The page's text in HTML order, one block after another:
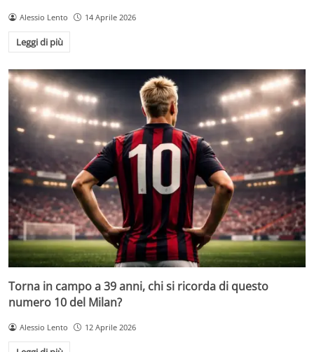
Alessio Lento 14 Aprile 2026
Leggi di più
Torna in campo a 39 anni, chi si ricorda di questo
numero 10 del Milan?
Alessio Lento 12 Aprile 2026